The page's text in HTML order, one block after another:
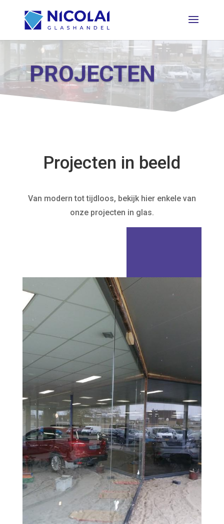
PROJECTEN
Projecten in beeld
Van modern tot tijdloos, bekijk hier enkele van
onze projecten in glas.